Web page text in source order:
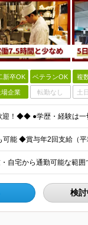
新卒OK ベテランOK 複
場企業 転勤なし 土
検